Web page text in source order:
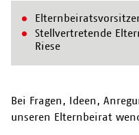
Stellvertretende
Riese
Bei Fragen, Ideen,
unseren Elternbeirat